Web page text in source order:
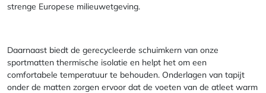
strenge Europese milieuwetgeving.
Daarnaast biedt de gerecycleerde schuimkern van onze
sportmatten thermische isolatie en helpt het om een
comfortabele temperatuur te behouden. Onderlagen van tapijt
onder de matten zorgen ervoor dat de voeten van de atleet warm